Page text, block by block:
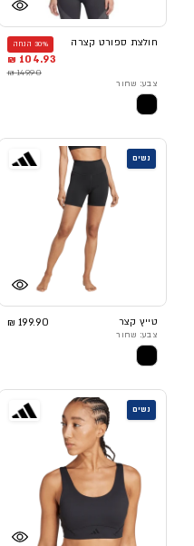
חולצת ספורט קצרה 30% הנחה
104.93 ₪
149.90 ₪
צבע: שחור
נשים
טייץ קצר 199.90 ₪
צבע: שחור
נשים